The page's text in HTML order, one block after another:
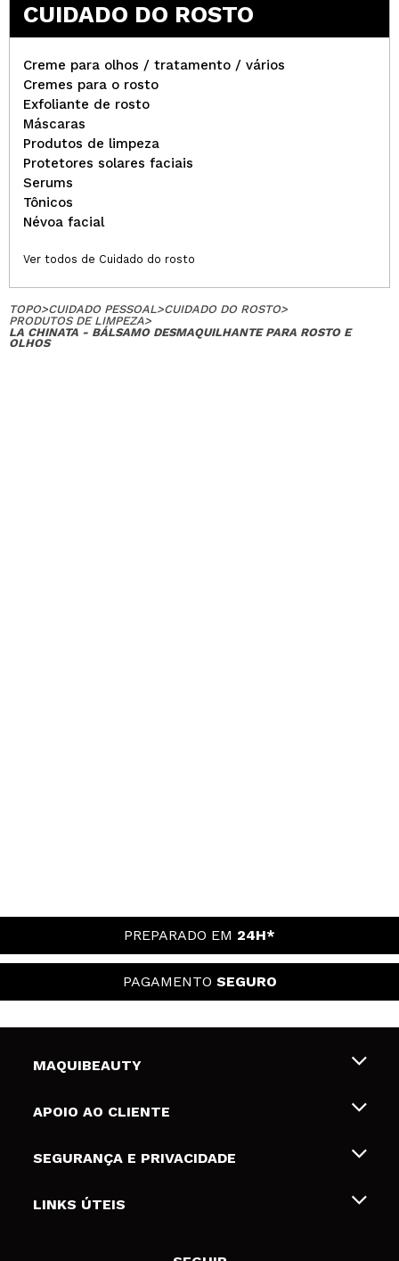
CUIDADO DO ROSTO
Creme para olhos / tratamento / vários
Cremes para o rosto
Exfoliante de rosto
Máscaras
Produtos de limpeza
Protetores solares faciais
Serums
Tônicos
Névoa facial
Ver todos de Cuidado do rosto
TOPO>CUIDADO PESSOAL>CUIDADO DO ROSTO>
PRODUTOS DE LIMPEZA>
LA CHINATA - BÁLSAMO DESMAQUILHANTE PARA ROSTO E
OLHOS
PREPARADO EM 24H*
PAGAMENTO SEGURO
MAQUIBEAUTY
Sobre nós
Gift Cards
APOIO AO CLIENTE
Envios e Devoluções
Formas de pagamento
SEGURANÇA E PRIVACIDADE
Termos e Privacidade
LINKS ÚTEIS